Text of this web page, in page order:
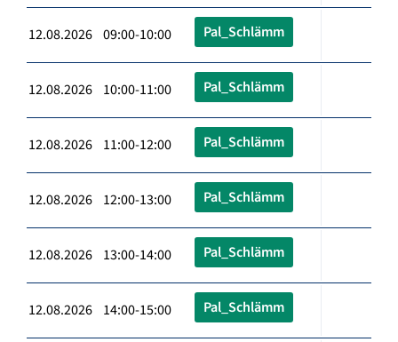
12.08.2026 09:00-10:00 Pal_Schlämm
12.08.2026 10:00-11:00 Pal_Schlämm
12.08.2026 11:00-12:00 Pal_Schlämm
12.08.2026 12:00-13:00 Pal_Schlämm
12.08.2026 13:00-14:00 Pal_Schlämm
12.08.2026 14:00-15:00 Pal_Schlämm